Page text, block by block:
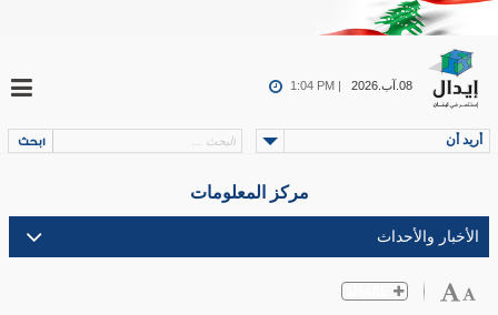
08.آب.2026 1:04 PM |
أريد أن
مركز المعلومات